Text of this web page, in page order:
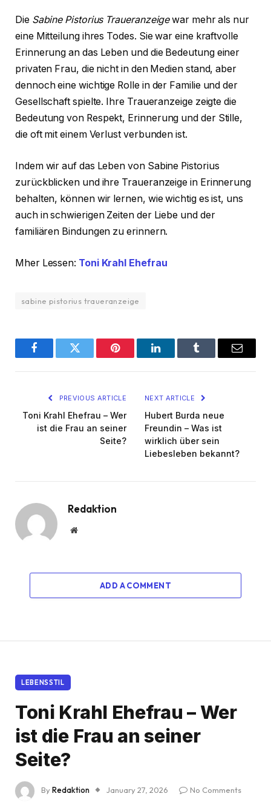
Die Sabine Pistorius Traueranzeigewar mehr als nur
eine Mitteilung ihres Todes. Sie war eine kraftvolle
Erinnerung an das Leben und die Bedeutung einer
privaten Frau, die nicht in den Medien stand, aber
dennoch eine wichtige Rolle in der Familie und der
Gesellschaft spielte. Ihre Traueranzeige zeigte die
Bedeutung von Respekt, Erinnerung und der Stille,
die oft mit einem Verlust verbunden ist.
Indem wir auf das Leben von Sabine Pistorius
zurückblicken und ihre Traueranzeige in Erinnerung
behalten, können wir lernen, wie wichtig es ist, uns
auch in schwierigen Zeiten der Liebe und der
familiären Bindungen zu erinnern.
Mher Lessen: Toni Krahl Ehefrau
sabine pistorius traueranzeige
FacebookTwitter Pinterest LinkedInTumblr Email
PREVIOUS ARTICLE
Toni Krahl Ehefrau – Wer
ist die Frau an seiner
Seite?
NEXT ARTICLE
Hubert Burda neue
Freundin – Was ist
wirklich über sein
Liebesleben bekannt?
Redaktion
Website
ADD A COMMENT
LEBENSSTIL
Toni Krahl Ehefrau – Wer
ist die Frau an seiner
Seite?
ByRedaktion January 27, 2026
No Comments